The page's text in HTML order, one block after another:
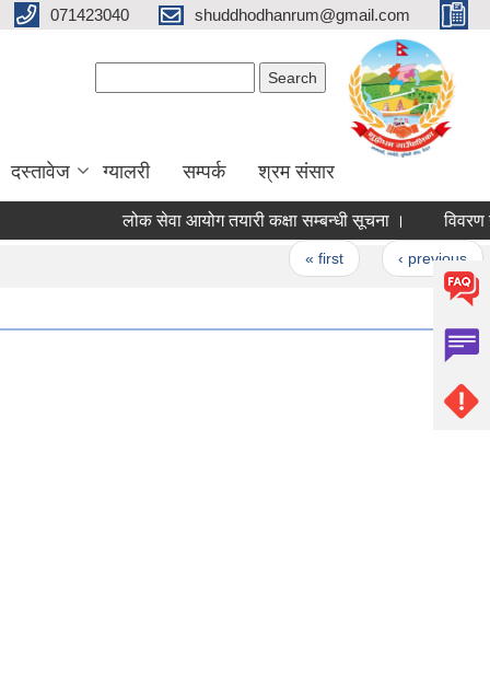
071423040 shuddhodhanrum@gmail.com
दस्तावेज ग्यालरी सम्पर्क श्रम संसार
लोक सेवा आयोग तयारी कक्षा सम्बन्धी सूचना । विवरण उपलब्ध
‹ previous …